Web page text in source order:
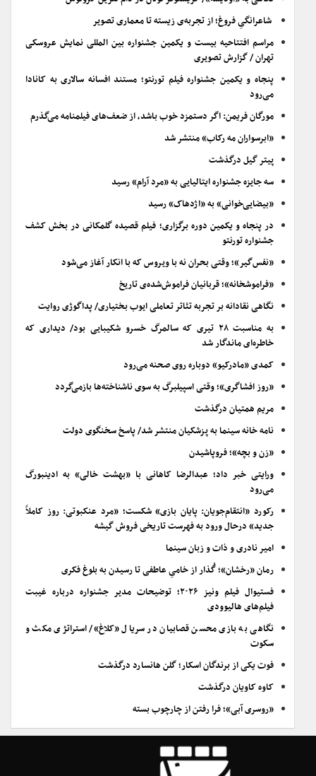
شاعرانگیِ فروغ؛ از تجربه‌ی زیسته تا معماری تصویر
مراسم افتتاحیه بیست و یکمین جشنواره بین المللی نمایش عروسکی
تهران / گزارش تصویری
پنجاه و یکمین جشنواره فیلم تورنتو؛ مستند افسانه سالاری به کانادا
می‌رود
مورگان فریمن: اگر دستمزد خوب باشد، از ضعف‌های فیلمنامه می‌گذرم
«ابرسواران مه رکاب» منتشر شد
پیتر گیل درگذشت
سه جایزه جشنواره ایتالیایی به «مرد آرام» رسید
«بیضایی‌خوانی» به «اژدهاک» رسید
در پنجاه و یکمین دوره برگزاری؛ فیلم قصیده گلمکانی در بخش کشف
جشنواره تورنتو
«نفس‌گیر»؛ وقتی بحران نه با ویروس که با انکار آغاز می‌شود
«فراموشخانه»؛ قربانیان فراموش‌شده‌ی تاریخ
نگاهی نقادانه بر تجربه تئاتر تعاملی ایوب بختیاری/ پداگوژی روایت
به مناسبت ۲۸ تیری که سالمرگ خسرو شکیبایی بود/ دیداری که
خاطره‌ای ماندگار شد
کمدی «مادرکیو» دوباره روی صحنه می‌رود
«روز افشاگری»؛ وقتی اسپیلبرگ به سوی ناشناخته‌ها بازمی‌گردد
مریم همتیان درگذشت
نامه خانه سینما به پزشکیان منتشر شد/ پاسخ سخنگوی دولت
«زن و بچه»؛ فروپاشیدن
ورایتی خبر داد؛ عبدالرضا کاهانی با «بهشت خالی» به ادینبورگ
می‌رود
رکورد «انتقام‌جویان: پایان بازی» شکست؛ «مرد عنکبوتی: روز کاملاً
جدید» درحال ورود به فهرست تاریخی فروش گیشه
امیر نادری و ذات و زبان سینما
رمان «رخشان»؛ گُذار از خامیِ عاطفی تا رسیدن به بلوغ فکری
فستیوال فیلم ونیز ۲۰۲۶؛ توضیحات مدیر جشنواره درباره غیبت
فیلم‌های هالیوودی
نگاهی به بازی محسن قصابیان در سریال «کلاغ»/ استراتژی مکث و
سکوت
فوت یکی از برندگان اسکار؛ گلن هانسارد درگذشت
کاوه کاویان درگذشت
«روسری آبی»؛ فرا رفتن از چارچوب بسته